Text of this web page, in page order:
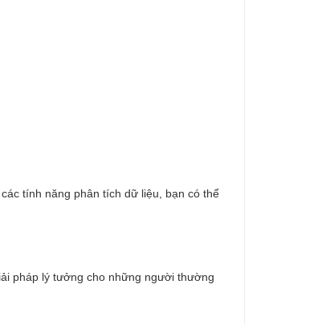
tính năng phân tích dữ liệu, bạn có thể
pháp lý tưởng cho những người thường